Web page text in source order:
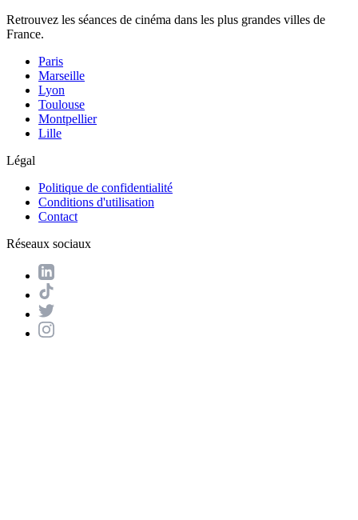
Retrouvez les séances de cinéma dans les plus grandes villes de
France.
Paris
Marseille
Lyon
Toulouse
Montpellier
Lille
Légal
Politique de confidentialité
Conditions d'utilisation
Contact
Réseaux sociaux